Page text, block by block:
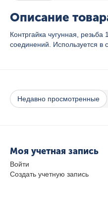
Описание
Контргайка чугунная,
соединений. Используется в
Недавно просмотренные
Моя учетная запись
Войти
Создать учетную запись